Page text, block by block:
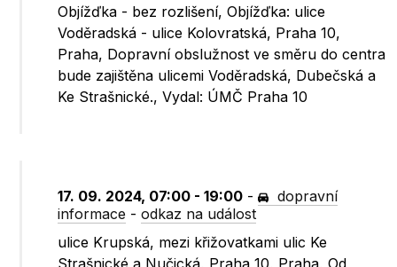
Objížďka - bez rozlišení, Objížďka: ulice
Voděradská - ulice Kolovratská, Praha 10,
Praha, Dopravní obslužnost ve směru do centra
bude zajištěna ulicemi Voděradská, Dubečská a
Ke Strašnické., Vydal: ÚMČ Praha 10
17. 09. 2024, 07:00 - 19:00 -
dopravní
informace -odkaz na událost
ulice Krupská, mezi křižovatkami ulic Ke
Strašnické a Nučická, Praha 10, Praha, Od